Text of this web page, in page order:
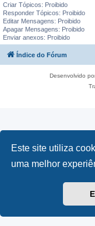
Este site utiliza
uma melhor
Criar Tópicos: Proibido
Responder Tópicos: Proibido
Editar Mensagens: Proibido
Apagar Mensagens: Proibido
Enviar anexos: Proibido
Índice do Fórum
Desenvolvido